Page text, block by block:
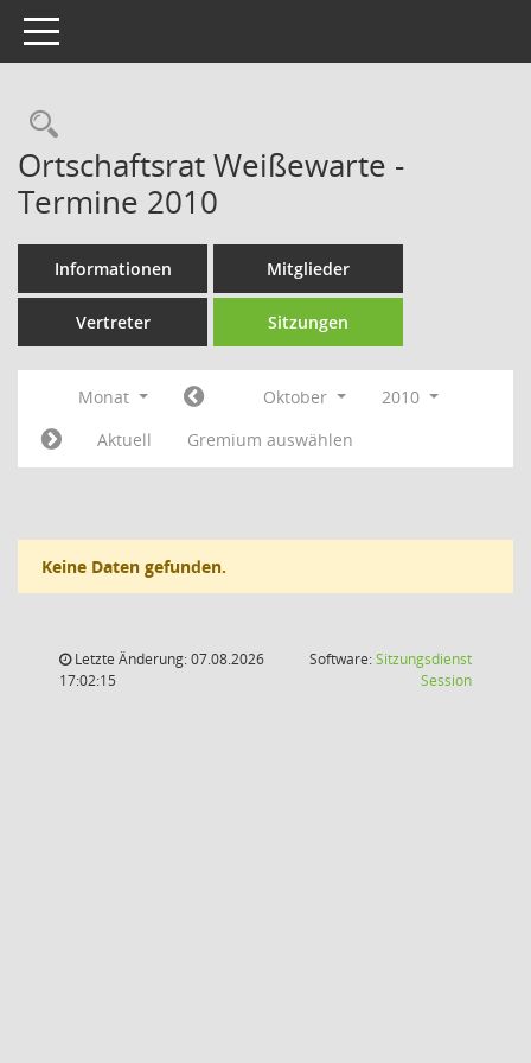
Toggle navigation
Rechercheauswahl
Ortschaftsrat Weißewarte -
Termine 2010
Informationen Mitglieder
Vertreter Sitzungen
Monat Oktober
2010
Aktuell
Gremium auswählen
Keine Daten gefunden.
Letzte Änderung: 07.08.2026
17:02:15
Software:Sitzungsdienst
Session(Wird in